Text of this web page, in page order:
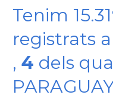
Tenim
registrats
, 4 dels